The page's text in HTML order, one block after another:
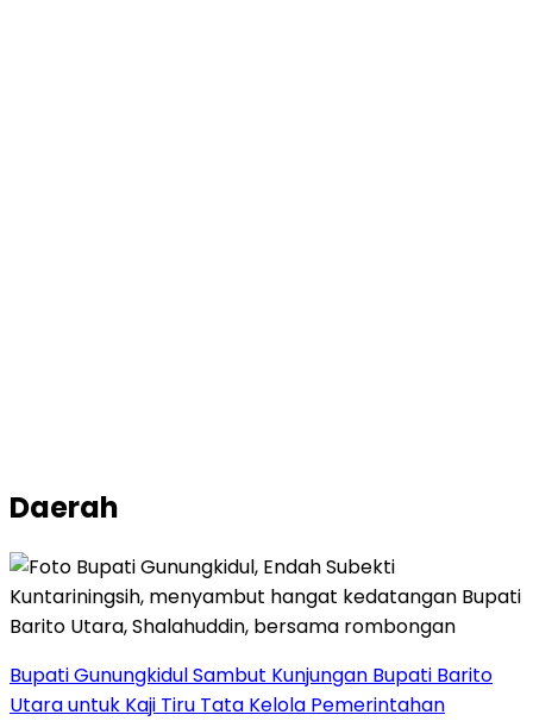
Daerah
Bupati Gunungkidul Sambut Kunjungan Bupati Barito
Utara untuk Kaji Tiru Tata Kelola Pemerintahan